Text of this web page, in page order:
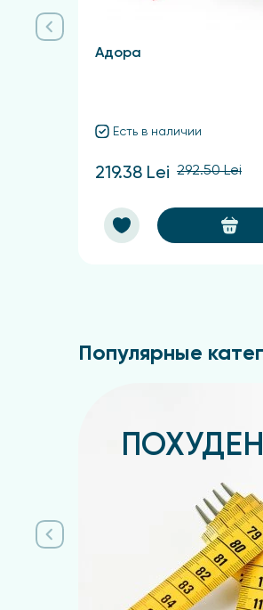
Адора
Есть в наличии
219.38 Lei 292.50 Lei
Популярные